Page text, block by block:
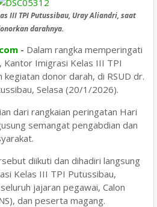
III TPI Putussibau, Uray Aliandri, saat
darahnya.
- Dalam rangka memperingati
Kantor Imigrasi Kelas III TPI
kegiatan donor darah, di RSUD dr.
Selasa (20/1/2026).
dari rangkaian peringatan Hari
semangat pengabdian dan
diikuti dan dihadiri langsung
Kelas III TPI Putussibau,
jajaran pegawai, Calon
dan peserta magang.